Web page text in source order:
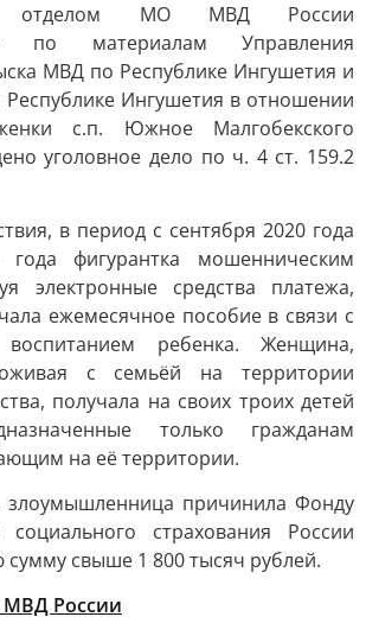
отделом МО МВД России
по материалам Управления
МВД по Республике Ингушетия и
Ингушетия в отношении
с.п. Южное Малгобекского
уголовное дело по ч. 4 ст. 159.2
в период с сентября 2020 года
фигурантка мошенническим
электронные средства платежа,
ежемесячное пособие в связи с
ребенка. Женщина,
с семьёй на территории
получала на своих троих детей
только гражданам
на её территории.
злоумышленница причинила Фонду
страхования России
свыше 1 800 тысяч рублей.
МВД России